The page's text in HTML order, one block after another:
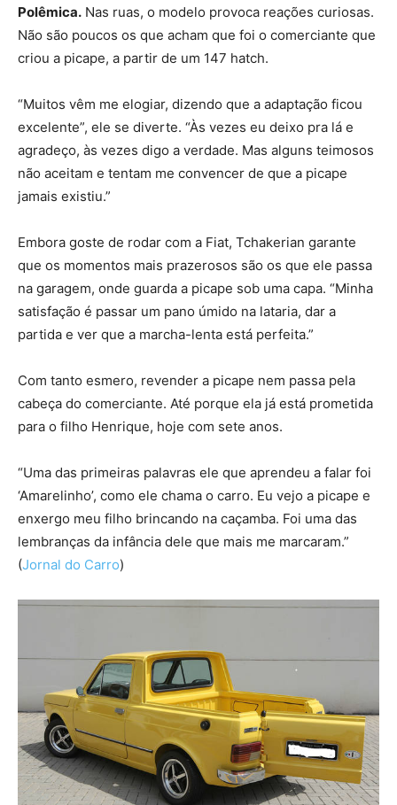
Polêmica. Nas ruas, o modelo provoca reações curiosas.
Não são poucos os que acham que foi o comerciante que
criou a picape, a partir de um 147 hatch.
“Muitos vêm me elogiar, dizendo que a adaptação ficou
excelente”, ele se diverte. “Às vezes eu deixo pra lá e
agradeço, às vezes digo a verdade. Mas alguns teimosos
não aceitam e tentam me convencer de que a picape
jamais existiu.”
Embora goste de rodar com a Fiat, Tchakerian garante
que os momentos mais prazerosos são os que ele passa
na garagem, onde guarda a picape sob uma capa. “Minha
satisfação é passar um pano úmido na lataria, dar a
partida e ver que a marcha-lenta está perfeita.”
Com tanto esmero, revender a picape nem passa pela
cabeça do comerciante. Até porque ela já está prometida
para o filho Henrique, hoje com sete anos.
“Uma das primeiras palavras ele que aprendeu a falar foi
‘Amarelinho’, como ele chama o carro. Eu vejo a picape e
enxergo meu filho brincando na caçamba. Foi uma das
lembranças da infância dele que mais me marcaram.”
(Jornal do Carro)